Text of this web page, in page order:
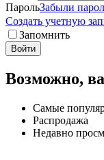
ПарольЗабыли
Создать учетную
Запомнить
Войти
Возможно,
Самые
Распродажа
Недавно